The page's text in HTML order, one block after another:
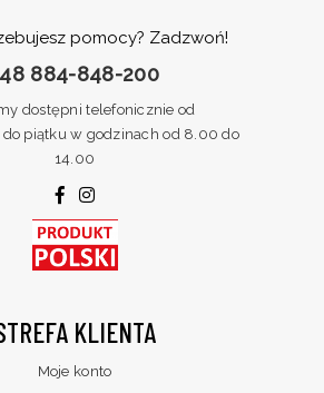
pomocy? Zadzwoń!
884-848-200
dostępni telefonicznie od
do piątku w godzinach od 8.00 do
14.00
KLIENTA
Moje konto